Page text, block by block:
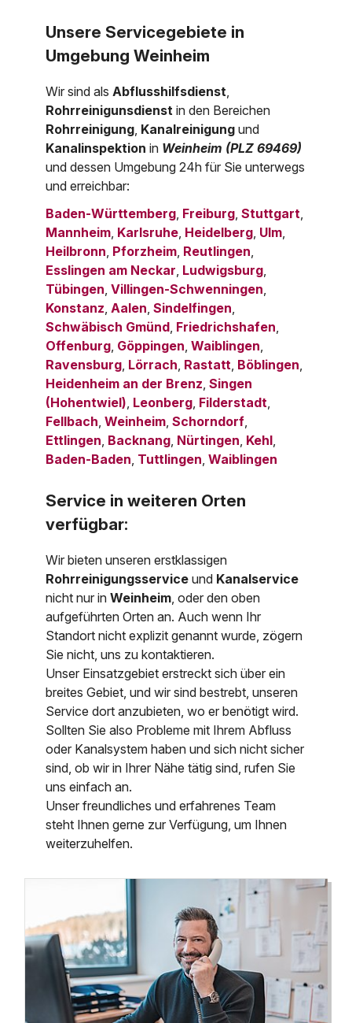
Unsere Servicegebiete in
Umgebung Weinheim
Wir sind alsAbflusshilfsdienst,
Rohrreinigunsdienstin den Bereichen
Rohrreinigung, Kanalreinigungund
Kanalinspektionin Weinheim (PLZ 69469)
und dessen Umgebung 24h für Sie unterwegs
und erreichbar:
Baden-Württemberg, Freiburg,Stuttgart,
Mannheim, Karlsruhe, Heidelberg, Ulm,
Heilbronn, Pforzheim, Reutlingen,
Esslingen am Neckar, Ludwigsburg,
Tübingen,Villingen-Schwenningen,
Konstanz,Aalen,Sindelfingen,
Schwäbisch Gmünd, Friedrichshafen,
Offenburg, Göppingen,Waiblingen,
Ravensburg, Lörrach, Rastatt, Böblingen,
Heidenheim an der Brenz,Singen
(Hohentwiel), Leonberg, Filderstadt,
Fellbach,Weinheim,Schorndorf,
Ettlingen, Backnang, Nürtingen, Kehl,
Baden-Baden, Tuttlingen,Waiblingen
Service in weiteren Orten
verfügbar:
Wir bieten unseren erstklassigen
Rohrreinigungsserviceund Kanalservice
nicht nur inWeinheim , oder den oben
aufgeführten Orten an. Auch wenn Ihr
Standort nicht explizit genannt wurde, zögern
Sie nicht, uns zu kontaktieren.
Unser Einsatzgebiet erstreckt sich über ein
breites Gebiet, und wir sind bestrebt, unseren
Service dort anzubieten, wo er benötigt wird.
Sollten Sie also Probleme mit Ihrem Abfluss
oder Kanalsystem haben und sich nicht sicher
sind, ob wir in Ihrer Nähe tätig sind, rufen Sie
uns einfach an.
Unser freundliches und erfahrenes Team
steht Ihnen gerne zur Verfügung, um Ihnen
weiterzuhelfen.